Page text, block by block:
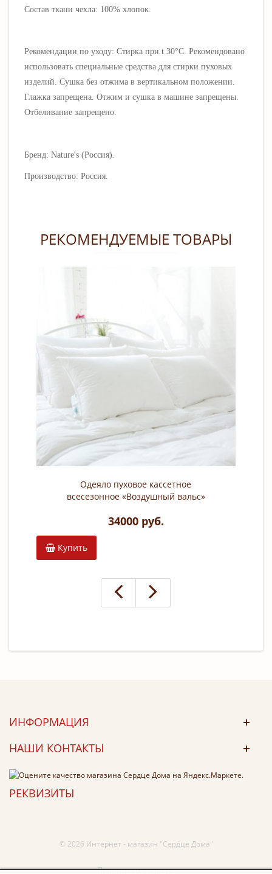
Состав ткани чехла: 100% хлопок.
Рекомендации по уходу: Стирка при t 30°C. Рекомендовано
использовать специальные средства для стирки пуховых
изделий. Сушка без отжима в вертикальном положении.
Глажка запрещена. Отжим и сушка в машине запрещены.
Отбеливание запрещено.
Бренд: Nature's (Россия).
Производство: Россия.
РЕКОМЕНДУЕМЫЕ ТОВАРЫ
Одеяло пуховое кассетное
всесезонное «Воздушный вальс»
белый гусиный пух; чехол: сатин,
34000 руб.
Купить
ИНФОРМАЦИЯ
НАШИ КОНТАКТЫ
РЕКВИЗИТЫ
© 2026 Интернет - магазин "Сердце Дома"
Принимаем к оплате: